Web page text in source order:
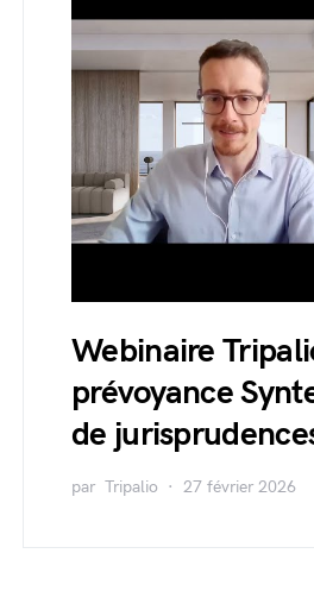
Webinaire
prévoyance
de
par Tripalio 27 février 2026